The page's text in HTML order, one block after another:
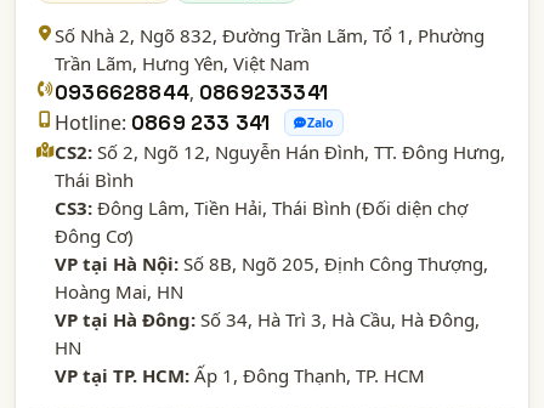
Số Nhà 2, Ngõ 832, Đường Trần Lãm, Tổ 1, Phường
Trần Lãm, Hưng Yên, Việt Nam
0936628844, 0869233341
Hotline: 0869 233 341 Zalo
CS2: Số 2, Ngõ 12, Nguyễn Hán Đình, TT. Đông Hưng,
Thái Bình
CS3: Đông Lâm, Tiền Hải, Thái Bình (Đối diện chợ
Đông Cơ)
VP tại Hà Nội: Số 8B, Ngõ 205, Định Công Thượng,
Hoàng Mai, HN
VP tại Hà Đông: Số 34, Hà Trì 3, Hà Cầu, Hà Đông,
HN
VP tại TP. HCM: Ấp 1, Đông Thạnh, TP. HCM